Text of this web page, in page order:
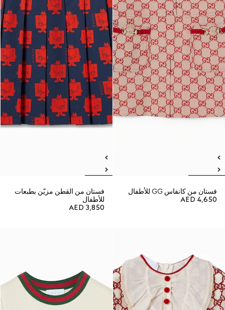
فستان من كانفاس GG للأطفال
AED 4,650
فستان من القطن مزيّن بطبعات
للأطفال
AED 3,850